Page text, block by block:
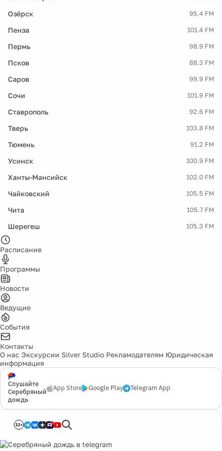
Озёрск 95.4 FM
Пенза 101.4 FM
Пермь 98.9 FM
Псков 88.3 FM
Саров 99.9 FM
Сочи 101.9 FM
Ставрополь 92.6 FM
Тверь 103.8 FM
Тюмень 91.2 FM
Усинск 100.9 FM
Ханты-Мансийск 102.0 FM
Чайковский 105.5 FM
Чита 105.7 FM
Шерегеш 105.3 FM
Расписание
Программы
Новости
Ведущие
События
Контакты
О нас Экскурсии Silver Studio Рекламодателям Юридическая
информация
Слушайте
Серебряный
дождь
App Store Google Play Telegram App
12+